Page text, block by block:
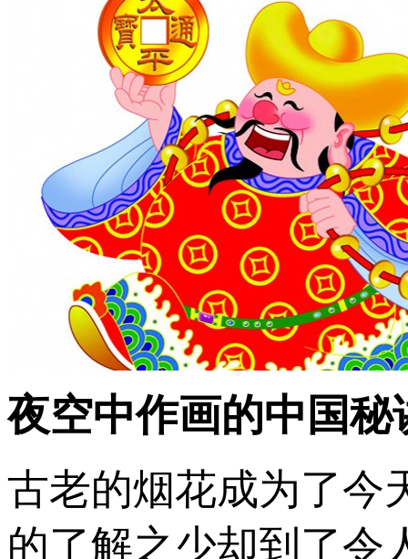
夜空中作画的中国秘
古老的烟花成为了今
的了解之少却到了令